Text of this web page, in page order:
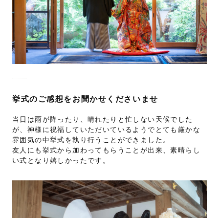
挙式のご感想をお聞かせくださいませ
当日は雨が降ったり、晴れたりと忙しない天候でした
が、神様に祝福していただいているようでとても厳かな
雰囲気の中挙式を執り行うことができました。
友人にも挙式から加わってもらうことが出来、素晴らし
い式となり嬉しかったです。